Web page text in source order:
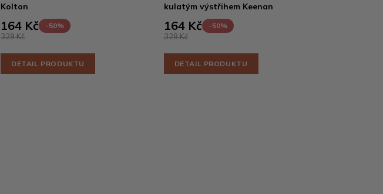
Kolton
164 Kč -50%
329 Kč
DETAIL PRODUKTU
kulatým výstřihem Keenan
164 Kč -50%
328 Kč
DETAIL PRODUKTU